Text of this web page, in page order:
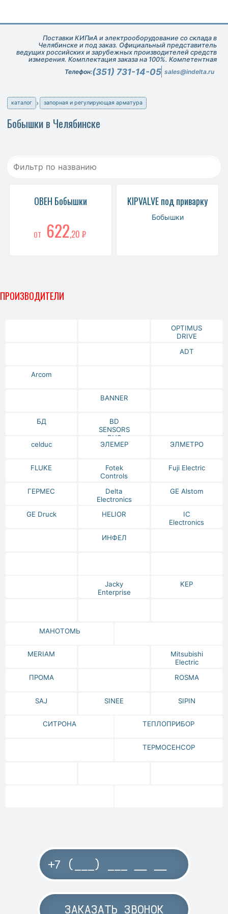
Поставки КИПиА и электрооборудование со склада в
Челябинске и под заказ. Официальный представитель
ведущих российских и зарубежных производителей средств
измерения. Комплектация заказа на 100%. Компетентная
техническая поддержка при подборе оборудования.
Телефон:(351) 731-14-05 sales@indelta.ru
каталог запорная и регулирующая арматура
Бобышки в Челябинске
ОВЕН Бобышки
ОТ 622,20 ₽
KIPVALVE под приварку
Бобышки
ПРОИЗВОДИТЕЛИ
OPTIMUS
DRIVE
ADT
Arcom
BANNER
БД
BD
SENSORS
RUS
celduc
ЭЛЕМЕР ЭЛМЕТРО
FLUKE
Fotek
Controls
Fuji Electric
ГЕРМЕС
Delta
Electronics
GE Alstom
GE Druck HELIOR
IC
Electronics
ИНФЕЛ
Jacky
Enterprise
KEP
МАНОТОМЬ
MERIAM
Mitsubishi
Electric
ПРОМА
ROSMA
SAJ SINEE SIPIN
СИТРОНА ТЕПЛОПРИБОР
ТЕРМОСЕНСОР
ЗАКАЗАТЬ ЗВОНОК